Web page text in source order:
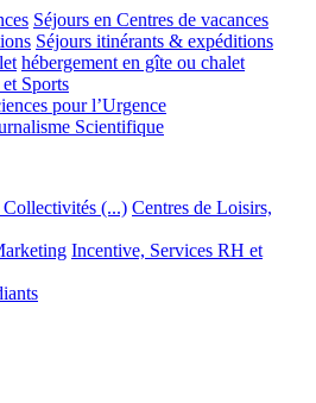
Séjours en Centres de vacances
Séjours itinérants & expéditions
hébergement en gîte ou chalet
et Sports
pour l’Urgence
Scientifique
(...) Centres de Loisirs,
Incentive, Services RH et